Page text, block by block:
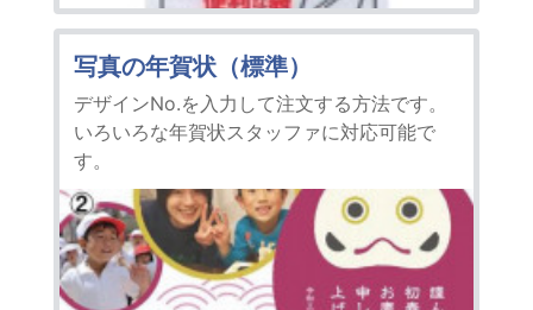
写真の年賀状（標準）
デザインNo.を入力して注文する方法です。
いろいろな年賀状スタッファに対応可能で
す。